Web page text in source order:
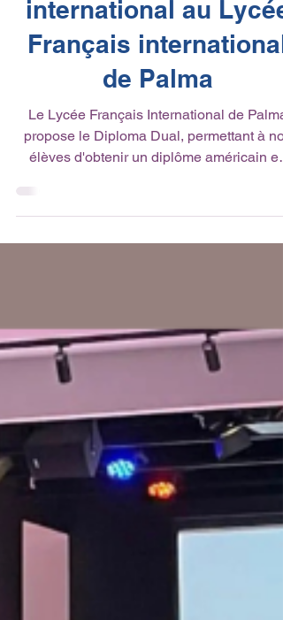
pour un avenir
international au Lycée
Français international
de Palma
Le Lycée Français International de Palma
parallèle...